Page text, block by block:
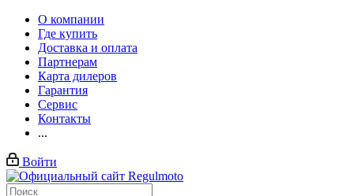
О компании
Где купить
Доставка и оплата
Партнерам
Карта дилеров
Гарантия
Сервис
Контакты
...
Войти